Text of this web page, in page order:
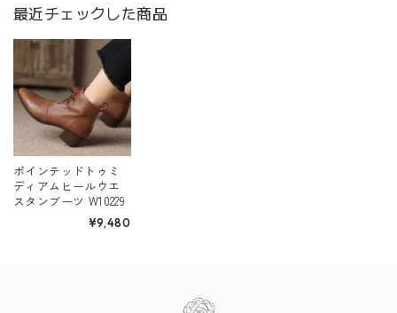
最近チェックした商品
ポインテッドトゥミ
ディアムヒールウエ
スタンブーツ W10229
¥9,480